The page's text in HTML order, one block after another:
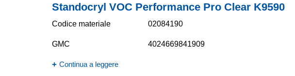
Standocryl VOC Performance Pro Clear K9590
Codice materiale 02084190
GMC 4024669841909
Continua a leggere